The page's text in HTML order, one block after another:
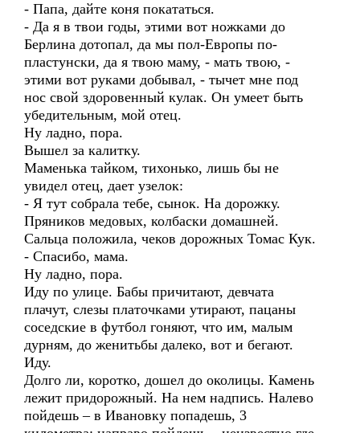
- Папа, дайте коня покататься.
- Да я в твои годы, этими вот ножками до
Берлина дотопал, да мы пол-Европы по-
пластунски, да я твою маму, - мать твою, -
этими вот руками добывал, - тычет мне под
нос свой здоровенный кулак. Он умеет быть
убедительным, мой отец.
Ну ладно, пора.
Вышел за калитку.
Маменька тайком, тихонько, лишь бы не
увидел отец, дает узелок:
- Я тут собрала тебе, сынок. На дорожку.
Пряников медовых, колбаски домашней.
Сальца положила, чеков дорожных Томас Кук.
- Спасибо, мама.
Ну ладно, пора.
Иду по улице. Бабы причитают, девчата
плачут, слезы платочками утирают, пацаны
соседские в футбол гоняют, что им, малым
дурням, до женитьбы далеко, вот и бегают.
Иду.
Долго ли, коротко, дошел до околицы. Камень
лежит придорожный. На нем надпись. Налево
пойдешь – в Ивановку попадешь, 3